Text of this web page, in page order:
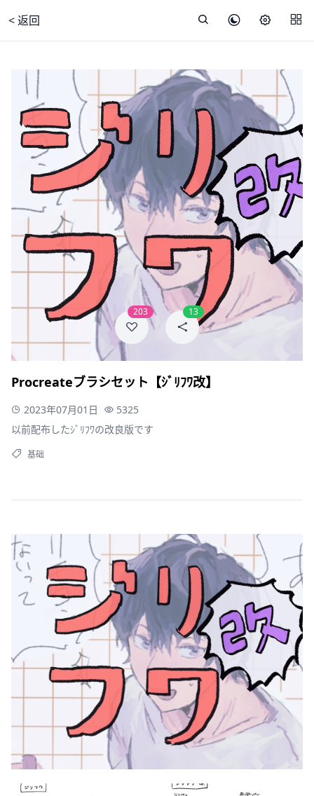
< 返回
203 13
Procreateブラシセット【ｼﾞﾘﾌﾜ改】
2023年07月01日
5325
以前配布したｼﾞﾘﾌﾜの改良版です
基础